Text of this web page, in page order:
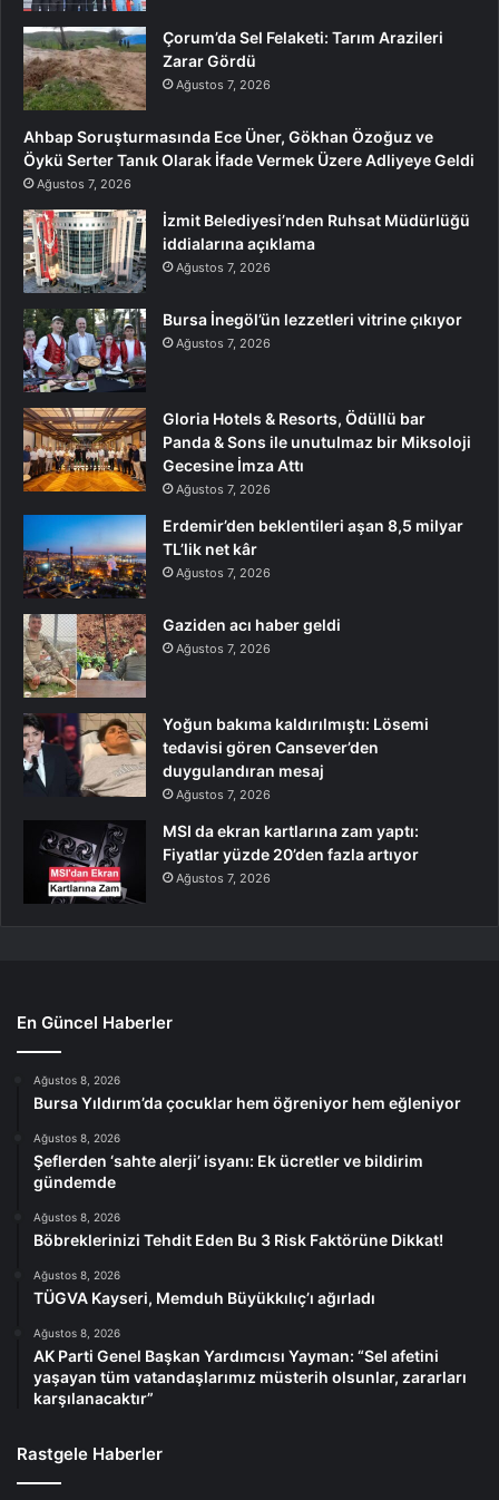
Çorum’da Sel Felaketi: Tarım Arazileri
Zarar Gördü
Ağustos 7, 2026
Ahbap Soruşturmasında Ece Üner, Gökhan Özoğuz ve
Öykü Serter Tanık Olarak İfade Vermek Üzere Adliyeye Geldi
Ağustos 7, 2026
İzmit Belediyesi’nden Ruhsat Müdürlüğü
iddialarına açıklama
Ağustos 7, 2026
Bursa İnegöl’ün lezzetleri vitrine çıkıyor
Ağustos 7, 2026
Gloria Hotels & Resorts, Ödüllü bar
Panda & Sons ile unutulmaz bir Miksoloji
Gecesine İmza Attı
Ağustos 7, 2026
Erdemir’den beklentileri aşan 8,5 milyar
TL’lik net kâr
Ağustos 7, 2026
Gaziden acı haber geldi
Ağustos 7, 2026
Yoğun bakıma kaldırılmıştı: Lösemi
tedavisi gören Cansever’den
duygulandıran mesaj
Ağustos 7, 2026
MSI da ekran kartlarına zam yaptı:
Fiyatlar yüzde 20’den fazla artıyor
Ağustos 7, 2026
En Güncel Haberler
Ağustos 8, 2026
Bursa Yıldırım’da çocuklar hem öğreniyor hem eğleniyor
Ağustos 8, 2026
Şeflerden ‘sahte alerji’ isyanı: Ek ücretler ve bildirim
gündemde
Ağustos 8, 2026
Böbreklerinizi Tehdit Eden Bu 3 Risk Faktörüne Dikkat!
Ağustos 8, 2026
TÜGVA Kayseri, Memduh Büyükkılıç’ı ağırladı
Ağustos 8, 2026
AK Parti Genel Başkan Yardımcısı Yayman: “Sel afetini
yaşayan tüm vatandaşlarımız müsterih olsunlar, zararları
karşılanacaktır”
Rastgele Haberler